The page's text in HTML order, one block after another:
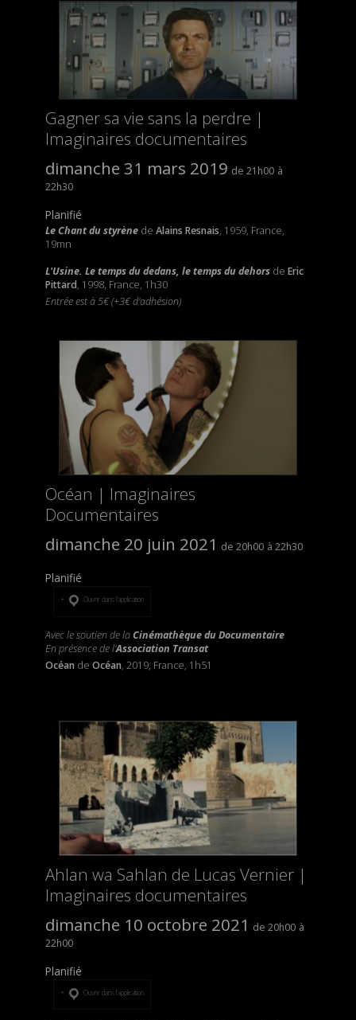
Gagner sa vie sans la perdre |
Imaginaires documentaires
dimanche 31 mars 2019
21h00
22h30
Planifié
Le Chant du styrènede Alains Resnais, 1959, France,
19mn
L'Usine. Le temps du dedans, le temps du dehorsde Eric
Pittard, 1998, France, 1h30
Entrée est à 5€ (+3€ d'adhésion)
Océan | Imaginaires
Documentaires
dimanche 20 juin 2021
20h00 22h30
Planifié
Ouvrir dans l’application
Avec le soutien de laCinémathèque du Documentaire
En présence de l'Association Transat
Océan de Océan, 2019, France, 1h51
Ahlan wa Sahlan de Lucas Vernier |
Imaginaires documentaires
dimanche 10 octobre 2021
20h00
22h00
Planifié
Ouvrir dans l’application